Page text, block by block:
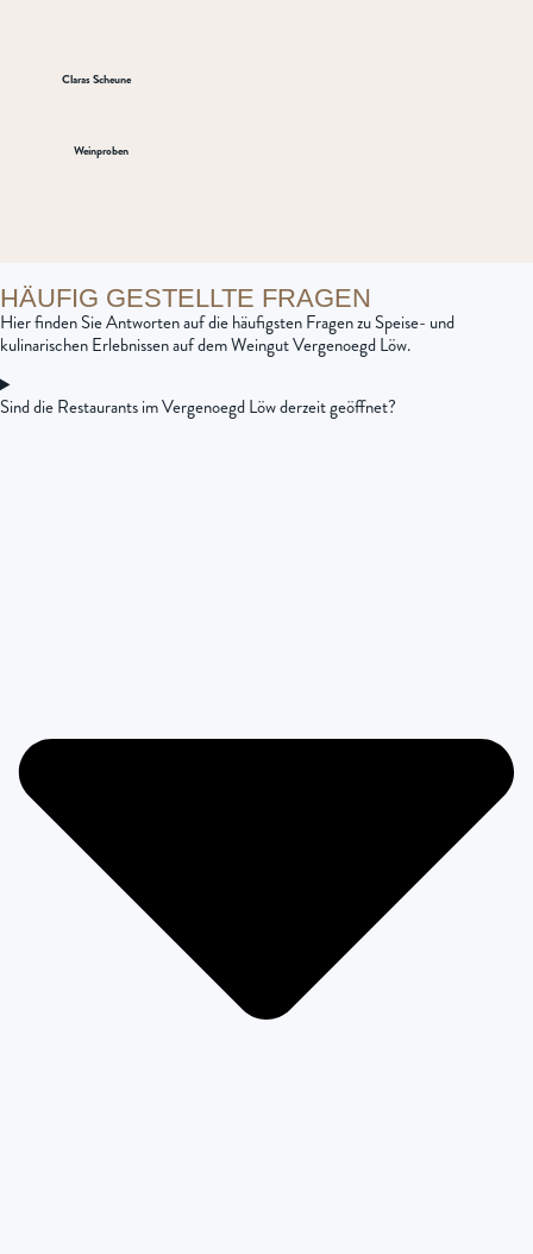
Claras Scheune
Weinproben
HÄUFIG GESTELLTE FRAGEN
Hier finden Sie Antworten auf die häufigsten Fragen zu Speise- und
kulinarischen Erlebnissen auf dem Weingut Vergenoegd Löw.
Sind die Restaurants im Vergenoegd Löw derzeit geöffnet?